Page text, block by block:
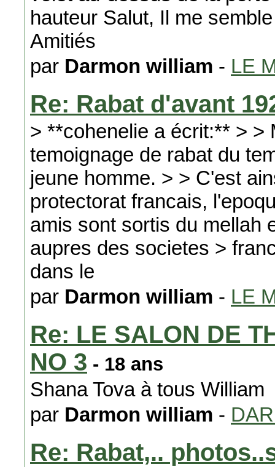
hauteur Salut, Il me
Amitiés
par Darmon william - LE
Re: Rabat d'avant
> **cohenelie a écrit:** > >
temoignage de rabat du
jeune homme. > > C'est
protectorat francais,
amis sont sortis du mellah
aupres des societes >
dans le
par Darmon william - LE
Re: LE SALON DE
NO 3 - 18 ans
Shana Tova à tous William
par Darmon william -
Re: Rabat,..